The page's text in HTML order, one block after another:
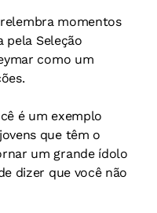
momentos
pela Seleção
como um
é um exemplo
que têm o
um grande ídolo
dizer que você não